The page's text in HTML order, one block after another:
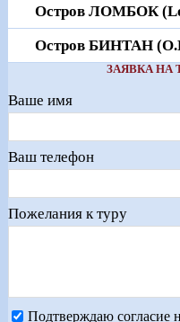
Остров ЛОМБОК
Остров БИНТАН
ЗАЯВКА НА
Ваше имя
Ваш телефон
Пожелания к туру
Подтверждаю согласие